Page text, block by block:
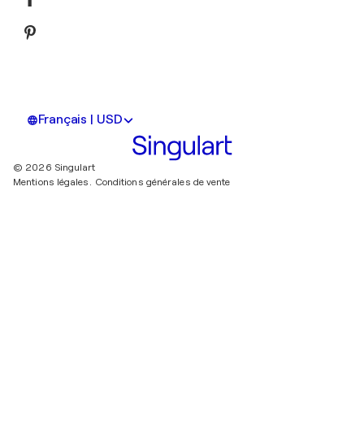
Français | USD
© 2026 Singulart
Mentions légales. Conditions générales de vente